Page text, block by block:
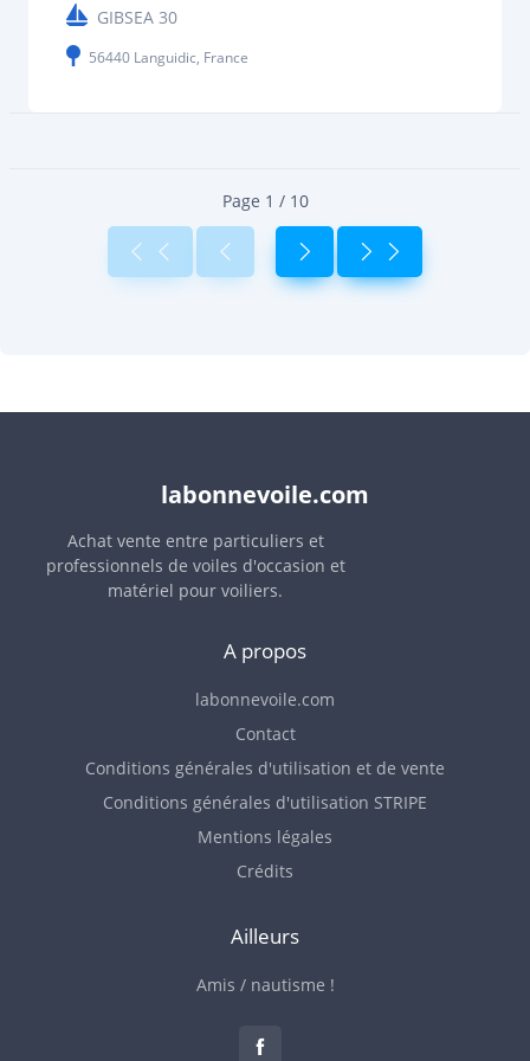
GIBSEA 30
56440 Languidic, France
Page 1 / 10
labonnevoile.com
Achat vente entre particuliers et
professionnels de voiles d'occasion et
matériel pour voiliers.
A propos
labonnevoile.com
Contact
Conditions générales d'utilisation et de vente
Conditions générales d'utilisation STRIPE
Mentions légales
Crédits
Ailleurs
Amis / nautisme !